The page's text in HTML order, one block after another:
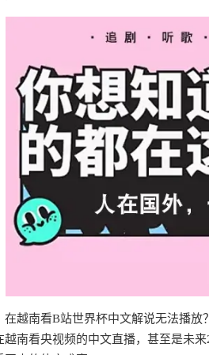
在越南看B站世界杯中文解说无法播放
南看央视频的中文直播，甚至是未来